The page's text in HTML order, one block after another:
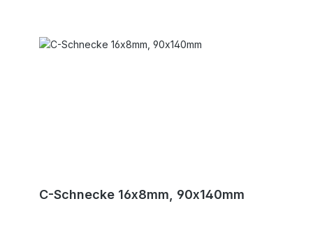
C-Schnecke 16x8mm, 90x140mm